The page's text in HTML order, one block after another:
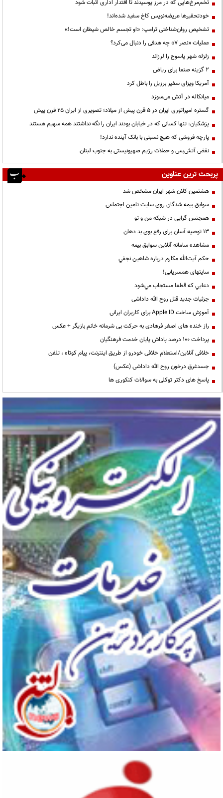
تخم‌مرغ‌هایی که در مرز پوسیدند تا اقتدار اداری اثبات شود
خودتحقیرها عریضه‌نویس کاخ سفید شده‌اند!
تشخیص روان‌شناختی ترامپ: «او تجسم خالص شیطان است!»
عملیات «نصر ۷» چه هدفی را دنبال می‌کرد؟
زلزله شهر یاسوج را لرزاند
۲ گزینه صنعا برای ریاض
آمریکا ویزای سفیر برزیل را باطل کرد
میانکاله در آتش می‌سوزد
گستره امپراتوری ایران در ۵ قرن پیش از میلاد؛ تصویری از ایران ۲۵ قرن پیش
پزشکیان: تنها کسانی که در خیابان بودند ایران را نگه نداشتند همه سهیم هستند
پارچه فروشی که هیچ نسبتی با بانک آینده ندارد!
نقض آتش‌بس و حملات رژیم صهیونیستی به جنوب لبنان
پربحث ترین عناوین
هشتمین کلان شهر ایران مشخص شد
سوابق بیمه شدگان روی سایت تامین اجتماعی
همجنس گرایی در شبکه من و تو
13 توصیه آسان برای رفع بوی بد دهان
مشاهده سامانه آنلاين سوابق بیمه
حكم آيت‌الله مكارم درباره شاهين نجفي
سایتهای همسریابی!
دعايي كه قطعا مستجاب مي‌شود
جزئیات جدید قتل روح الله داداشی
آموزش ساخت Apple ID برای کاربران ایرانی
راز خنده های اصغر فرهادی به حرکت بی شرمانه خانم بازیگر + عکس
پرداخت ۱۰۰ درصد پاداش پایان خدمت فرهنگیان
خلافی آنلاین/استعلام خلافی خودرو از طریق اینترنت، پیام کوتاه ، تلفن
جسدغرق درخون روح الله داداشی (عکس)
پاسخ های دکتر توکلی به سوالات کنکوری ها